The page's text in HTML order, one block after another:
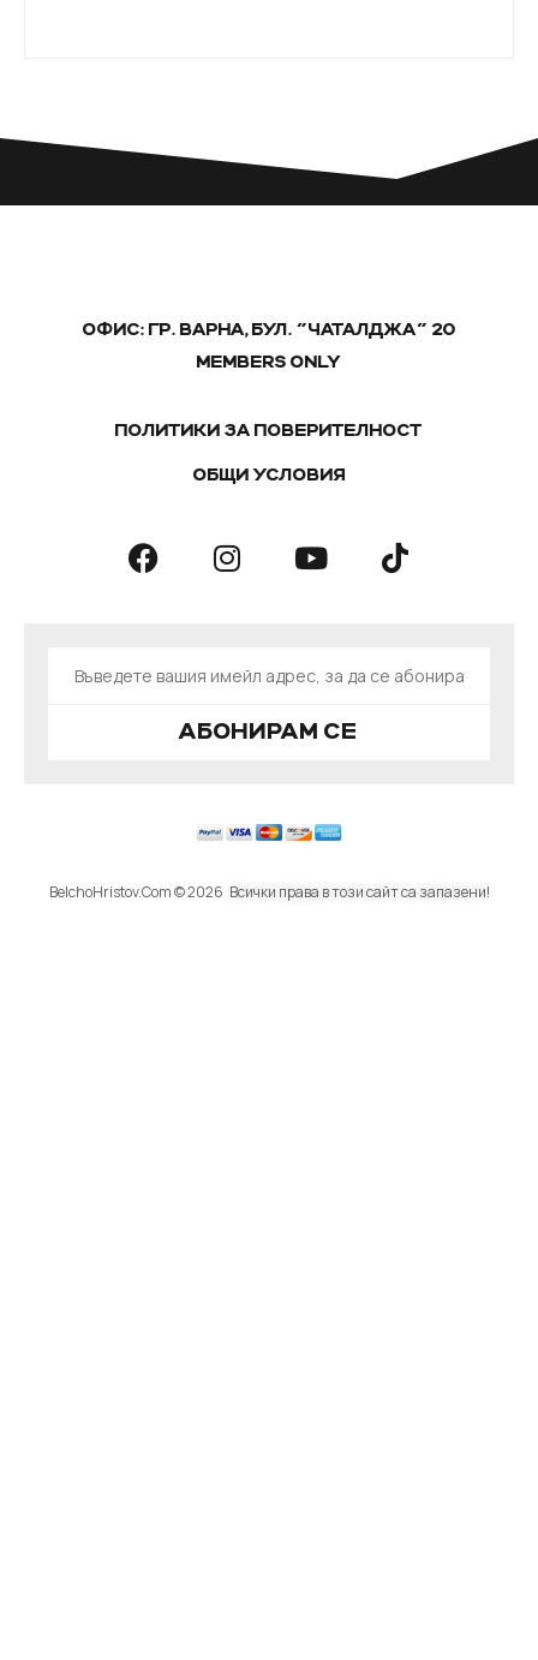
ОФИС: ГР. ВАРНА, БУЛ. "ЧАТАЛДЖА" 20
MEMBERS ONLY
ПОЛИТИКИ ЗА ПОВЕРИТЕЛНОСТ
ОБЩИ УСЛОВИЯ
АБОНИРАМ СЕ
BelchoHristov.Com © 2026 Всички права в този сайт са запазени!